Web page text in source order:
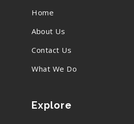
Home
About Us
Contact Us
What We Do
Explore